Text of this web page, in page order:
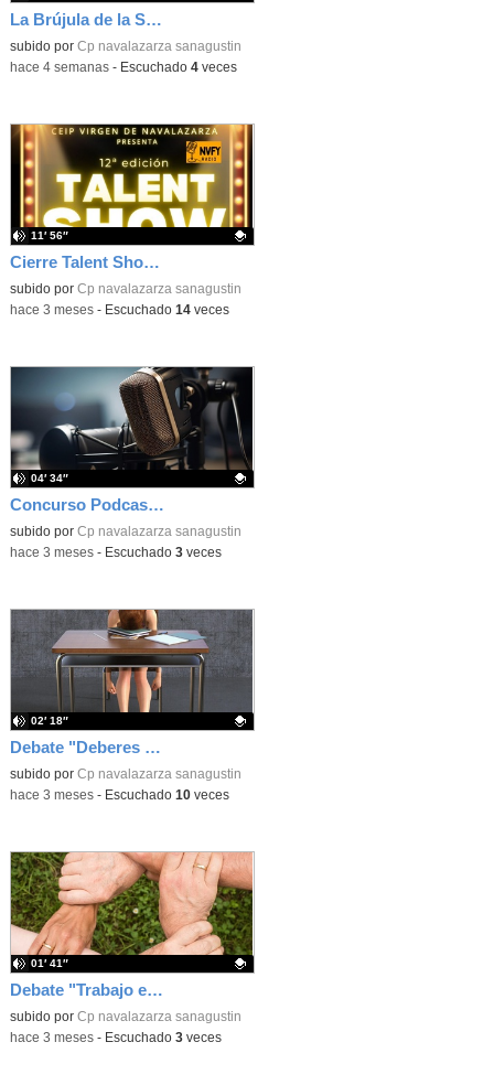
La Brújula de la Sabiuría
Contenido educativo.
subido por Cp navalazarza sanagustin
-hace 4 semanas- Escuchado 4veces
Cierre Talent Show 2026 – Entrevista final
Contenido educativo.
subido por Cp navalazarza sanagustin
11′ 56″
-hace 3 meses- Escuchado 14veces
Concurso Podcast RNE
Contenido educativo.
subido por Cp navalazarza sanagustin
04′ 34″
-hace 3 meses- Escuchado 3veces
Debate "Deberes Sí o No"
Contenido educativo.
subido por Cp navalazarza sanagustin
02′ 18″
-hace 3 meses- Escuchado 10veces
Debate "Trabajo en equipo o individual"
Contenido educativo.
subido por Cp navalazarza sanagustin
01′ 41″
-hace 3 meses- Escuchado 3veces